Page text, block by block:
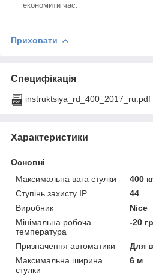
економити час.
Приховати
Специфікація
instruktsiya_rd_400_2017_ru.pdf
Характеристики
Основні
Максимальна вага стулки
400
Ступінь захисту IP
44
Виробник
Nice
Мінімальна робоча
температура
-20
Призначення автоматики
Для
Максимальна ширина
стулки
6 м